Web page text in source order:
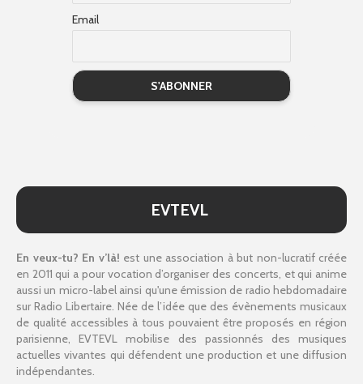
Email
EVTEVL
En veux-tu? En v’là! est une association à but non-lucratif créée
en 2011 qui a pour vocation d’organiser des concerts, et qui anime
aussi un micro-label ainsi qu'une émission de radio hebdomadaire
sur Radio Libertaire. Née de l’idée que des évènements musicaux
de qualité accessibles à tous pouvaient être proposés en région
parisienne, EVTEVL mobilise des passionnés des musiques
actuelles vivantes qui défendent une production et une diffusion
indépendantes.